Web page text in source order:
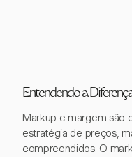
Entendendo a
Markup e margem são
estratégia de preços,
compreendidos. O